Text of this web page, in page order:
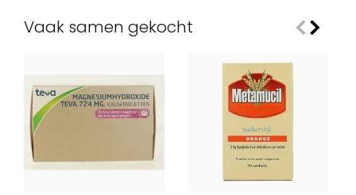
Vaak samen gekocht